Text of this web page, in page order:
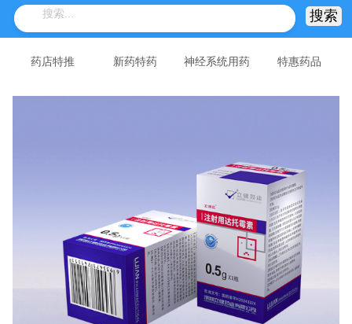
药店特推 新药特药 神经系统用药 特惠药品